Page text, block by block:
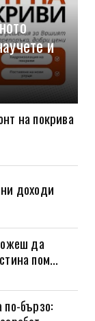
и
на покрива
доходи
да
пом...
по-бързо: